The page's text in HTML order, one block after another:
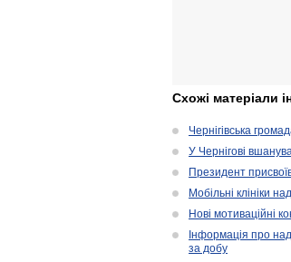
Схожі матеріали
Чернігівська
У Чернігові
Президент
Мобільні клініки
Нові мотиваційні
Інформація про
за добу